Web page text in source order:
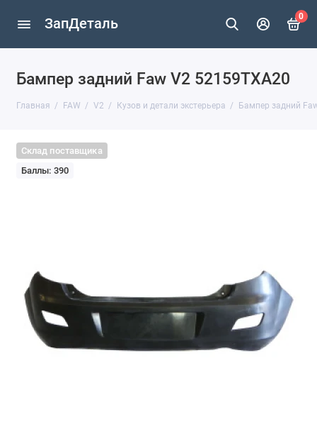
ЗапДеталь 0
Бампер задний Faw V2 52159TXA20
Главная FAW V2 Кузов и детали экстерьера Бампер задний
Склад поставщика
Баллы: 390